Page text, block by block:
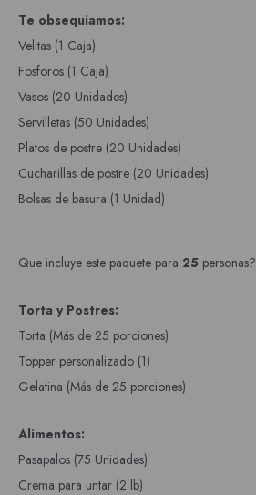
Te obsequiamos:
Velitas (1 Caja)
Fosforos (1 Caja)
Vasos (20 Unidades)
Servilletas (50 Unidades)
Platos de postre (20 Unidades)
Cucharillas de postre (20 Unidades)
Bolsas de basura (1 Unidad)
Que incluye este paquete para 25 personas?
Torta y Postres:
Torta (Más de 25 porciones)
Topper personalizado (1)
Gelatina (Más de 25 porciones)
Alimentos:
Pasapalos (75 Unidades)
Crema para untar (2 lb)